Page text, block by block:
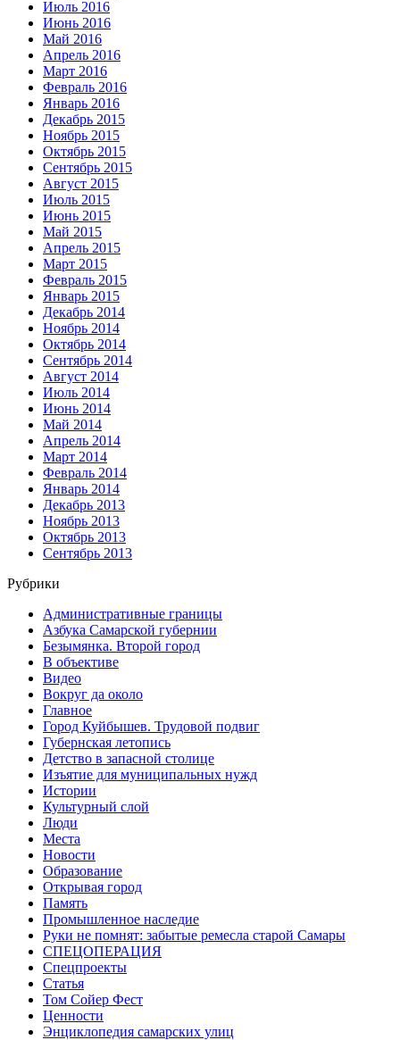
Июль 2016
Июнь 2016
Май 2016
Апрель 2016
Март 2016
Февраль 2016
Январь 2016
Декабрь 2015
Ноябрь 2015
Октябрь 2015
Сентябрь 2015
Август 2015
Июль 2015
Июнь 2015
Май 2015
Апрель 2015
Март 2015
Февраль 2015
Январь 2015
Декабрь 2014
Ноябрь 2014
Октябрь 2014
Сентябрь 2014
Август 2014
Июль 2014
Июнь 2014
Май 2014
Апрель 2014
Март 2014
Февраль 2014
Январь 2014
Декабрь 2013
Ноябрь 2013
Октябрь 2013
Сентябрь 2013
Рубрики
Административные границы
Азбука Самарской губернии
Безымянка. Второй город
В объективе
Видео
Вокруг да около
Главное
Город Куйбышев. Трудовой подвиг
Губернская летопись
Детство в запасной столице
Изъятие для муниципальных нужд
Истории
Культурный слой
Люди
Места
Новости
Образование
Открывая город
Память
Промышленное наследие
Руки не помнят: забытые ремесла старой Самары
СПЕЦОПЕРАЦИЯ
Спецпроекты
Статья
Том Сойер Фест
Ценности
Энциклопедия самарских улиц